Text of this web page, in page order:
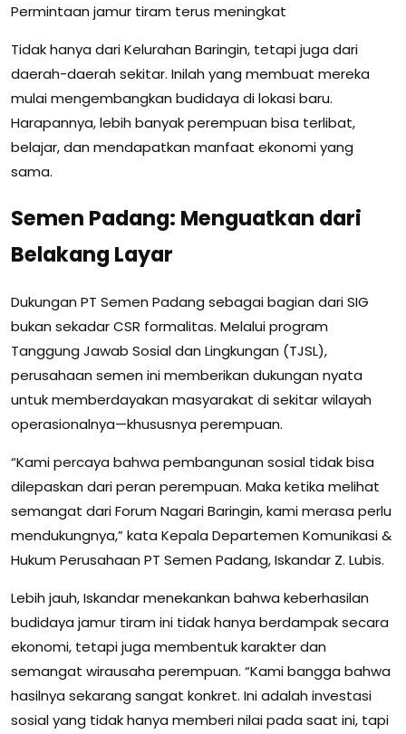
Permintaan jamur tiram terus meningkat
Tidak hanya dari Kelurahan Baringin, tetapi juga dari
daerah-daerah sekitar. Inilah yang membuat mereka
mulai mengembangkan budidaya di lokasi baru.
Harapannya, lebih banyak perempuan bisa terlibat,
belajar, dan mendapatkan manfaat ekonomi yang
sama.
Semen Padang: Menguatkan dari
Belakang Layar
Dukungan PT Semen Padang sebagai bagian dari SIG
bukan sekadar CSR formalitas. Melalui program
Tanggung Jawab Sosial dan Lingkungan (TJSL),
perusahaan semen ini memberikan dukungan nyata
untuk memberdayakan masyarakat di sekitar wilayah
operasionalnya—khususnya perempuan.
“Kami percaya bahwa pembangunan sosial tidak bisa
dilepaskan dari peran perempuan. Maka ketika melihat
semangat dari Forum Nagari Baringin, kami merasa perlu
mendukungnya,” kata Kepala Departemen Komunikasi &
Hukum Perusahaan PT Semen Padang, Iskandar Z. Lubis.
Lebih jauh, Iskandar menekankan bahwa keberhasilan
budidaya jamur tiram ini tidak hanya berdampak secara
ekonomi, tetapi juga membentuk karakter dan
semangat wirausaha perempuan. “Kami bangga bahwa
hasilnya sekarang sangat konkret. Ini adalah investasi
sosial yang tidak hanya memberi nilai pada saat ini, tapi